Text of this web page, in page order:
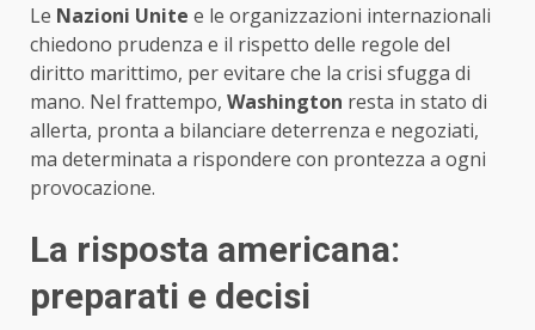
Le Nazioni Unite e le organizzazioni internazionali
chiedono prudenza e il rispetto delle regole del
diritto marittimo, per evitare che la crisi sfugga di
mano. Nel frattempo, Washington resta in stato di
allerta, pronta a bilanciare deterrenza e negoziati,
ma determinata a rispondere con prontezza a ogni
provocazione.
La risposta americana:
preparati e decisi